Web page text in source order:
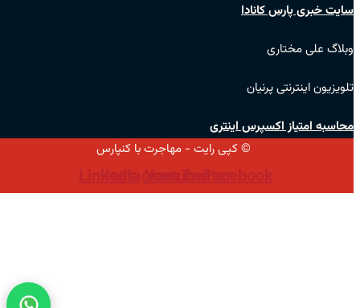
سایت خبری پارس کانادا
وبلاگ علی مختاری
تلویزیون اینترنتی پرنیان
محاسبه امتیاز اکسپرس اینتری
© کپی رایت - مهاجرت با کنپارس